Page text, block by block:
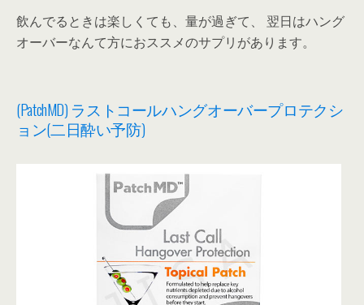
飲んでるときは楽しくても、量が過ぎて、 翌日はハング
オーバーなんて方におススメのサプリがあります。
(PatchMD) ラストコールハングオーバープロテクシ
ョン(二日酔い予防)